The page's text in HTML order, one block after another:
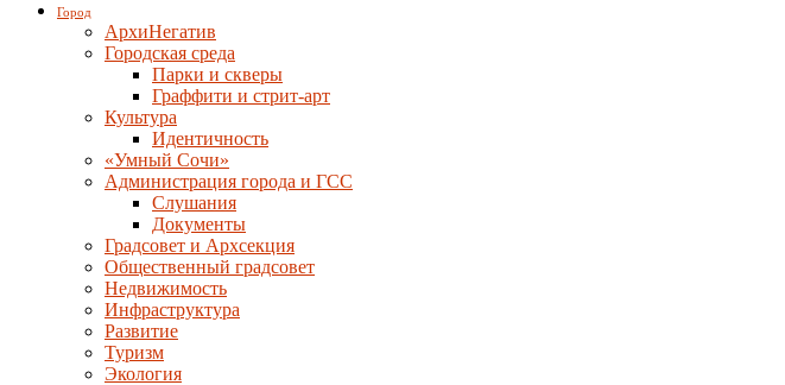
Город
АрхиНегатив
Городская среда
Парки и скверы
Граффити и стрит-арт
Культура
Идентичность
«Умный Сочи»
Администрация города и ГСС
Слушания
Документы
Градсовет и Архсекция
Общественный градсовет
Недвижимость
Инфраструктура
Развитие
Туризм
Экология